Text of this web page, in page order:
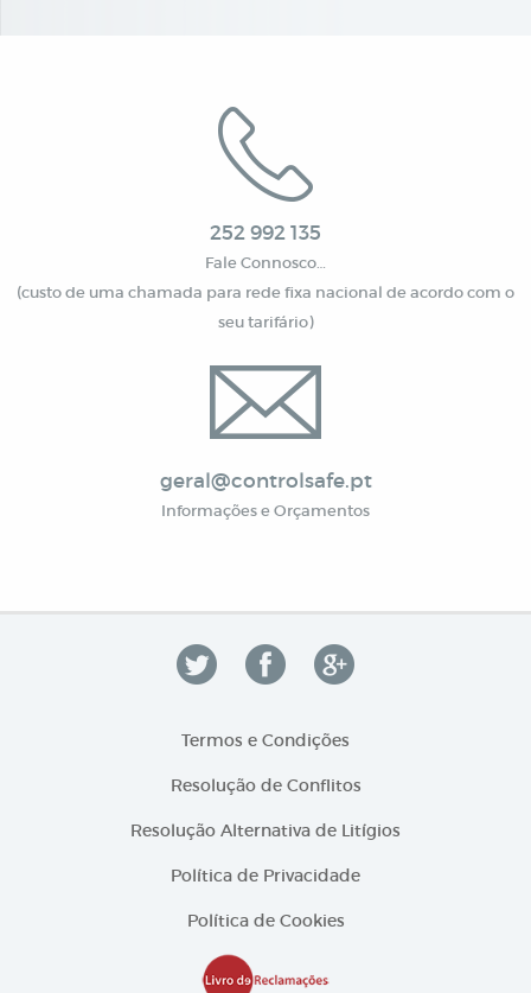
252 992 135
Fale Connosco…
(custo de uma chamada para rede fixa nacional de acordo com o
seu tarifário)
geral@controlsafe.pt
Informações e Orçamentos
Termos e Condições
Resolução de Conflitos
Resolução Alternativa de Litígios
Política de Privacidade
Política de Cookies